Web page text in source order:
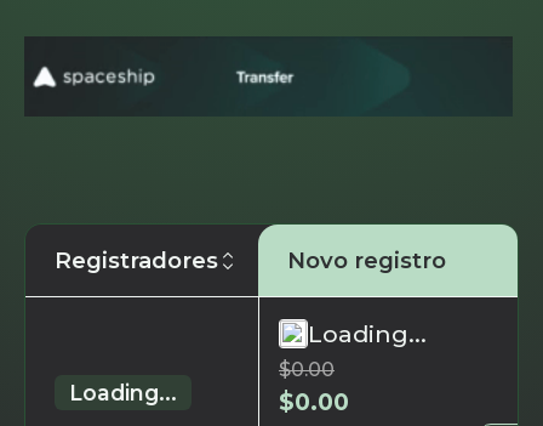
Registradores Novo registro
Loading...
Loading...
$0.00
$0.00